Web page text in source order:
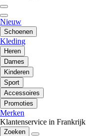
Nieuw
Schoenen
Kleding
Heren
Dames
Kinderen
Sport
Accessoires
Promoties
Merken
Klantenservice in Frankrijk
Zoeken